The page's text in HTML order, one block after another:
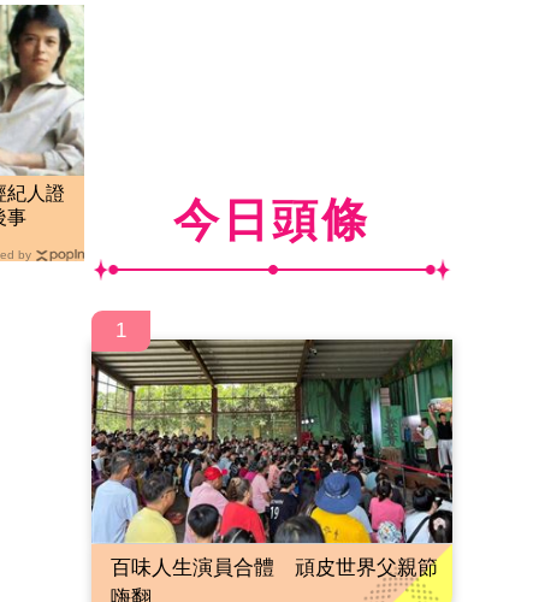
紀人證
事
by
今日頭條
1
百味人生演員合體 頑皮世界父親節
嗨翻